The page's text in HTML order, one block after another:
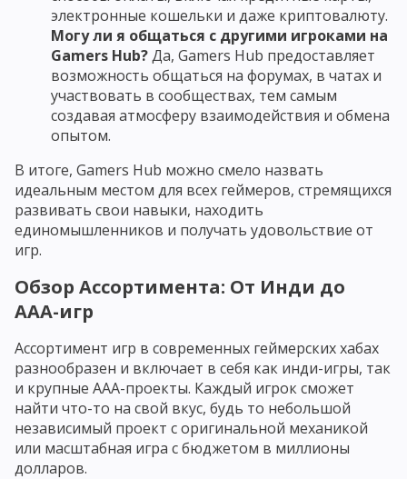
электронные кошельки и даже криптовалюту.
Могу ли я общаться с другими игроками на
Gamers Hub?Да, Gamers Hub предоставляет
возможность общаться на форумах, в чатах и
участвовать в сообществах, тем самым
создавая атмосферу взаимодействия и обмена
опытом.
В итоге, Gamers Hub можно смело назвать
идеальным местом для всех геймеров, стремящихся
развивать свои навыки, находить
единомышленников и получать удовольствие от
игр.
Обзор Ассортимента: От Инди до
AAA-игр
Ассортимент игр в современных геймерских хабах
разнообразен и включает в себя как инди-игры, так
и крупные AAA-проекты. Каждый игрок сможет
найти что-то на свой вкус, будь то небольшой
независимый проект с оригинальной механикой
или масштабная игра с бюджетом в миллионы
долларов.